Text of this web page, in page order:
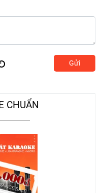
Gửi
CHUẨN